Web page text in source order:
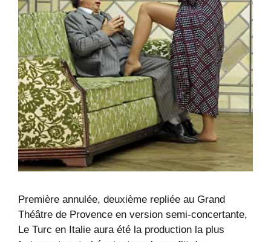
Première annulée, deuxième repliée au Grand
Théâtre de Provence en version semi-concertante,
Le Turc en Italie aura été la production la plus